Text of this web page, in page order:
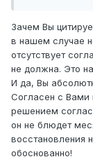
Зачем Вы
в нашем случае
отсутствует
не должна. Это
И да, Вы
Согласен с Вами
решением
он не блюдет
восстановления
обоснованно!